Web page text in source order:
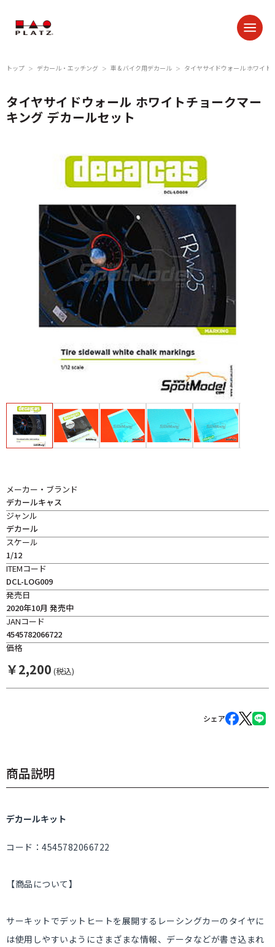
トップ ＞ デカール・エッチング ＞ 車 & バイク用デカール ＞ タイヤサイドウォール ホワイ
タイヤサイドウォール ホワイトチョークマー
キング デカールセット
メーカー・ブランド
デカールキャス
ジャンル
デカール
スケール
1/12
ITEMコード
DCL-LOG009
発売日
2020年10月 発売中
JANコード
4545782066722
価格
￥2,200 (税込)
シェア
商品説明
デカールキット
コード：4545782066722
【商品について】
サーキットでデットヒートを展開するレーシングカーのタイヤに
は使用しやすいようにさまざまな情報、データなどが書き込まれ